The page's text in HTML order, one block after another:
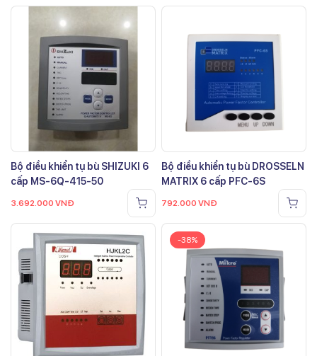
Bộ điều khiển tụ bù SHIZUKI 6
cấp MS-6Q-415-50
3.692.000 VNĐ
Bộ điều khiển tụ bù DROSSELN
MATRIX 6 cấp PFC-6S
792.000 VNĐ
-38%